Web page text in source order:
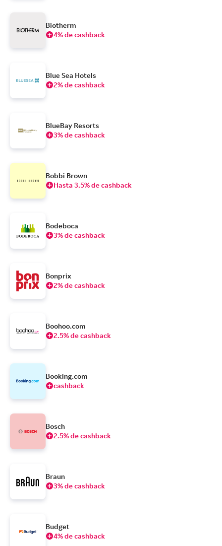
Biotherm
4% de cashback
Blue Sea Hotels
2% de cashback
BlueBay Resorts
3% de cashback
Bobbi Brown
Hasta 3.5% de cashback
Bodeboca
3% de cashback
Bonprix
2% de cashback
Boohoo.com
2.5% de cashback
Booking.com
cashback
Bosch
2.5% de cashback
Braun
3% de cashback
Budget
4% de cashback